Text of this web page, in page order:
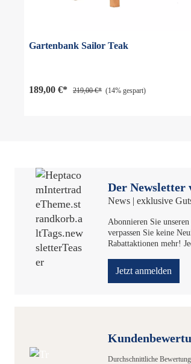
Gartenbank Sailor Teak
189,00 €* 219,00 €* (14% gespart)
Der Newsletter
News | exklusive
Abonnieren Sie
verpassen Sie keine
Rabattaktionen mehr!
Jetzt anmelden
Durchschnittliche